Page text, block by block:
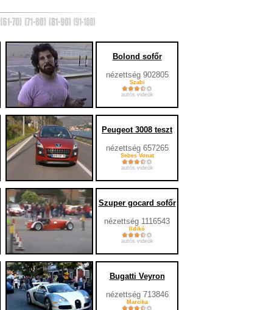
Bolond sofőr
nézettség 902805
Szabi
autós videók
Peugeot 3008 teszt
nézettség 657265
Sebes Vonat
autós videók
Szuper gocard sofőr
nézettség 1116543
Ildikó
autós videók
Bugatti Veyron
nézettség 713846
Marcika